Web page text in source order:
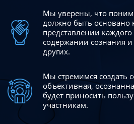
Мы уверены, что
должно быть основано
представлении
содержании сознания
других.
Мы стремимся создать
объективная,
будет приносить
участникам.